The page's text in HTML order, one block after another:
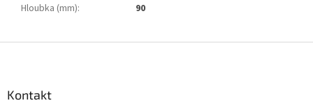
Hloubka (mm): 90
Kontakt